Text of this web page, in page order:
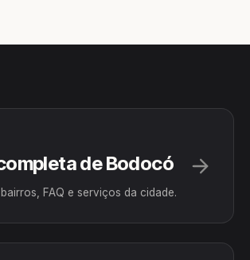
de Bodocó
FAQ e serviços da cidade.